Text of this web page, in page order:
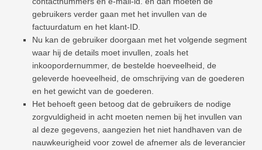
gebruikers verder gaan met het invullen van de
factuurdatum en het klant-ID.
Nu kan de gebruiker doorgaan met het volgende segment
waar hij de details moet invullen, zoals het
inkoopordernummer, de bestelde hoeveelheid, de
geleverde hoeveelheid, de omschrijving van de goederen
en het gewicht van de goederen.
Het behoeft geen betoog dat de gebruikers de nodige
zorgvuldigheid in acht moeten nemen bij het invullen van
al deze gegevens, aangezien het niet handhaven van de
nauwkeurigheid voor zowel de afnemer als de leverancier